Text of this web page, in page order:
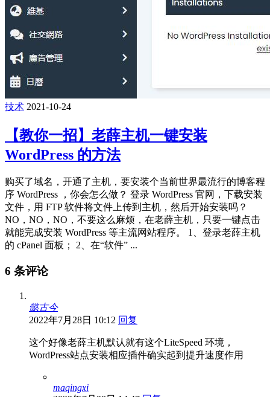
技术 2021-10-24
【教你一招】老薛主机一键安装
WordPress 的方法
购买了域名，开通了主机，要安装个当前世界最流行的博客程
序 WordPress ，你会怎么做？ 登录 WordPress 官网，下载安装
文件，用 FTP 软件将文件上传到主机，然后开始安装吗？
NO，NO，NO，不要这么麻烦，在老薛主机，只要一键点击
就能完成安装 WordPress 等主流网站程序。 1、登录老薛主机
的 cPanel 面板； 2、在“软件” ...
6 条评论
懿古今
2022年7月28日 10:12 回复
这个好像老薛主机默认就有这个LiteSpeed 环境，
WordPress站点安装相应插件确实起到提升速度作用
maqingxi